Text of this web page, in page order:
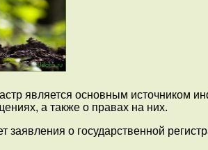
является основным источником
а также о правах на них.
о государственной